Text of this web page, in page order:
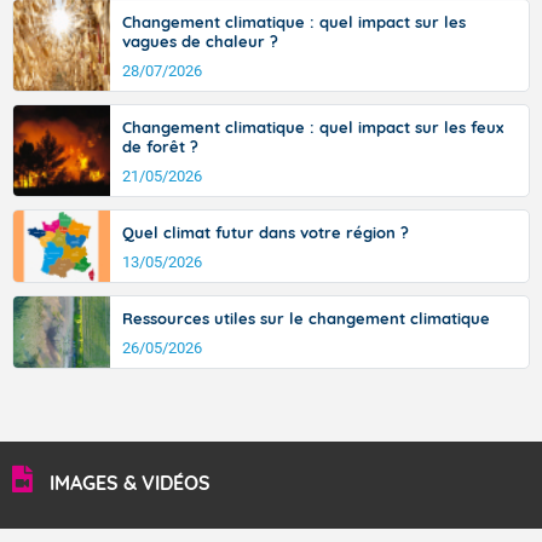
Changement climatique : quel impact sur les
vagues de chaleur ?
28/07/2026
Changement climatique : quel impact sur les feux
de forêt ?
21/05/2026
Quel climat futur dans votre région ?
13/05/2026
Ressources utiles sur le changement climatique
26/05/2026
IMAGES & VIDÉOS